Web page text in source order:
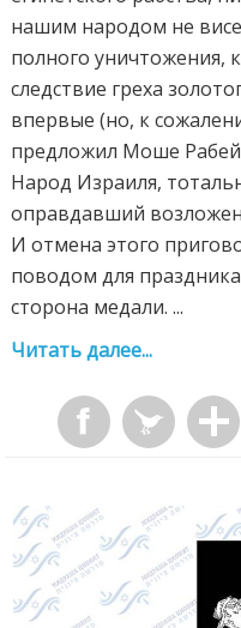
нашим народом не
полного уничтожения,
следствие греха
впервые (но, к
предложил Моше
Народ Израиля,
оправдавший
И отмена этого
поводом для
сторона медали. ...
Читать далее...